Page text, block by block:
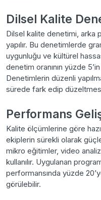
Dilsel Kalite
Dilsel kalite denetimi, arka
yapılır. Bu denetimlerde
uygunluğu ve kültürel
denetim oranının yüzde
Denetimlerin düzenli
sürede fark edip
Performans
Kalite ölçümlerine göre
ekiplerin sürekli olarak
mikro eğitimler, video
kullanılır. Uygulanan
performansında yüzde
görülebilir.